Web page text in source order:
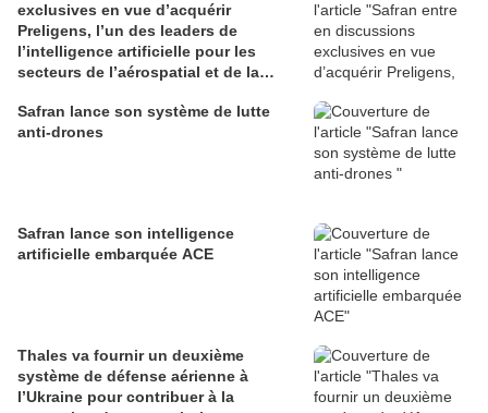
exclusives en vue d’acquérir
Preligens, l’un des leaders de
l’intelligence artificielle pour les
secteurs de l’aérospatial et de la
Safran lance son système de lutte
anti-drones
Safran lance son intelligence
artificielle embarquée ACE
Thales va fournir un deuxième
système de défense aérienne à
l’Ukraine pour contribuer à la